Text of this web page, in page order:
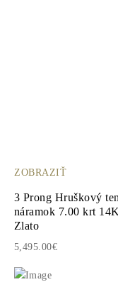
ZOBRAZIŤ
3 Prong Hruškový
náramok 7.00 krt
Zlato
5,495.00€